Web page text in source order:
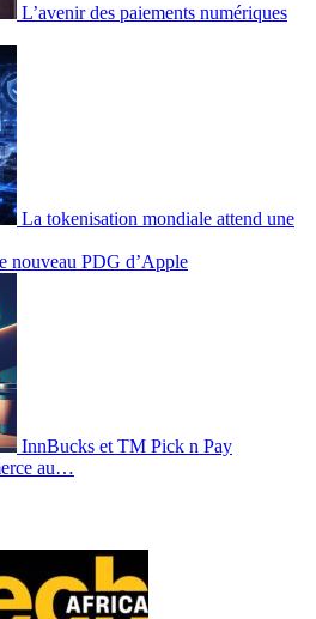
L’avenir des paiements numériques
La tokenisation mondiale attend une
nouveau PDG d’Apple
InnBucks et TM Pick n Pay
au…